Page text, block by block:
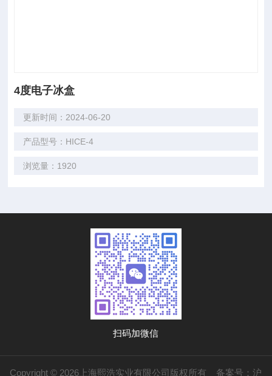
4度电子冰盒
更新时间：2024-06-20
产品型号：HICE-4
浏览量：1920
扫码加微信
Copyright © 2026上海熙浩实业有限公司版权所有 备案号：沪